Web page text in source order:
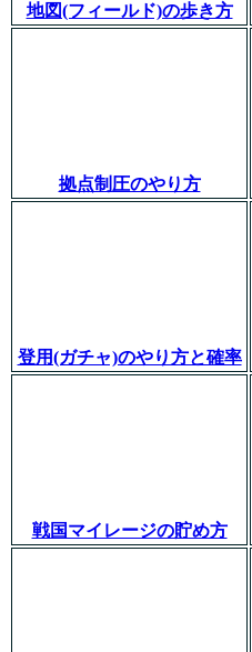
地図(フィールド)の歩き方
拠点制圧のやり方
登用(ガチャ)のやり方と確率
戦国マイレージの貯め方